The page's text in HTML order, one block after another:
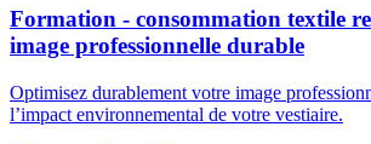
Formation - consommation textile
image professionnelle durable
Optimisez durablement votre image
l’impact environnemental de votre vestiaire.